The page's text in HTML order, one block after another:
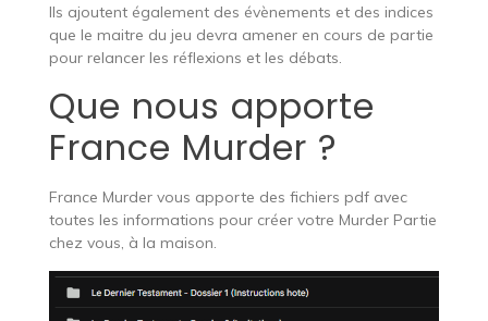
Ils ajoutent également des évènements et des indices
que le maitre du jeu devra amener en cours de partie
pour relancer les réflexions et les débats.
Que nous apporte
France Murder ?
France Murder vous apporte des fichiers pdf avec
toutes les informations pour créer votre Murder Partie
chez vous, à la maison.